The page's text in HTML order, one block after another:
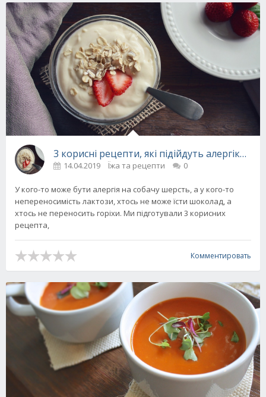
3 корисні рецепти, які підійдуть алергікам
14.04.2019 Їжа та рецепти 0
У кого-то може бути алергія на собачу шерсть, а у кого-то
непереносимість лактози, хтось не може їсти шоколад, а
хтось не переносить горіхи. Ми підготували 3 корисних
рецепта,
Комментировать